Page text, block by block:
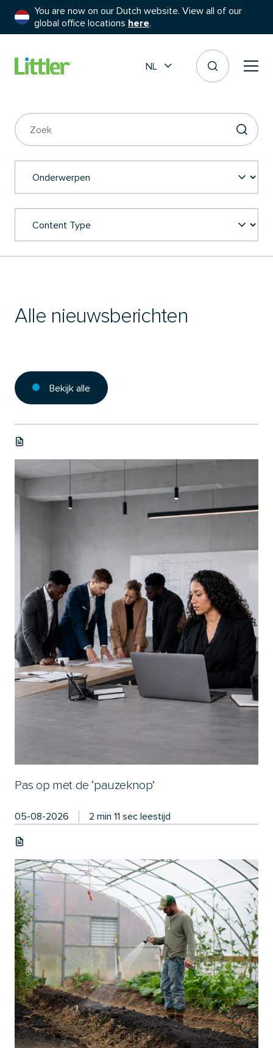
You are now on our Dutch website. View all of our
global office locations here.
NL
Alle nieuwsberichten
Bekijk alle
Pas op met de ‘pauzeknop’
05-08-2026 2 min 11 sec leestijd